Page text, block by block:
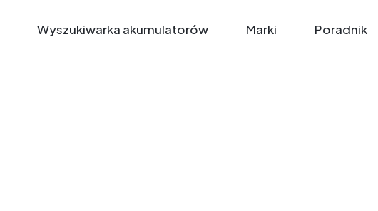
Wyszukiwarka akumulatorów Marki Poradnik